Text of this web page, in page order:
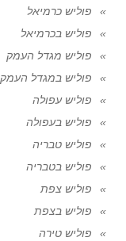
פוליש כרמיאל
פוליש בכרמיאל
פוליש מגדל העמק
פוליש במגדל העמק
פוליש עפולה
פוליש בעפולה
פוליש טבריה
פוליש בטבריה
פוליש צפת
פוליש בצפת
פוליש טירה